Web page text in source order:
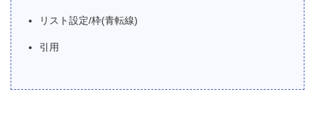
リスト設定/枠(青転線)
引用